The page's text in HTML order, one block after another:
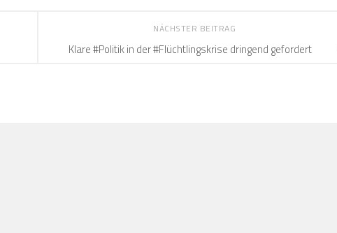
NÄCHSTER BEITRAG
Klare #Politik in der #Flüchtlingskrise dringend gefordert